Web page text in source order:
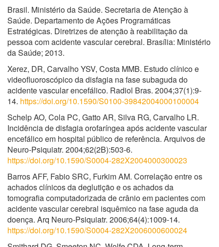
Brasil. Ministério da Saúde. Secretaria de Atenção à
Saúde. Departamento de Ações Programáticas
Estratégicas. Diretrizes de atenção à reabilitação da
pessoa com acidente vascular cerebral. Brasília: Ministério
da Saúde; 2013.
Xerez, DR, Carvalho YSV, Costa MMB. Estudo clínico e
videofluoroscópico da disfagia na fase subaguda do
acidente vascular encefálico. Radiol Bras. 2004;37(1):9-
14. https://doi.org/10.1590/S0100-39842004000100004
Schelp AO, Cola PC, Gatto AR, Silva RG, Carvalho LR.
Incidência de disfagia orofaríngea após acidente vascular
encefálico em hospital público de referência. Arquivos de
Neuro-Psiquiatr. 2004;62(2B):503-6.
https://doi.org/10.1590/S0004-282X2004000300023
Barros AFF, Fabio SRC, Furkim AM. Correlação entre os
achados clínicos da deglutição e os achados da
tomografia computadorizada de crânio em pacientes com
acidente vascular cerebral isquêmico na fase aguda da
doença. Arq Neuro-Psiquiatr. 2006;64(4):1009-14.
https://doi.org/10.1590/S0004-282X2006000600024